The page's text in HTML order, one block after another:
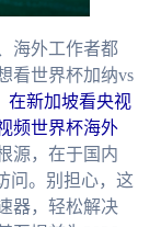
海外工作者都
看世界杯加纳vs
在新加坡看央视
频世界杯海外
源，在于国内
问。别担心，这
器，轻松解决